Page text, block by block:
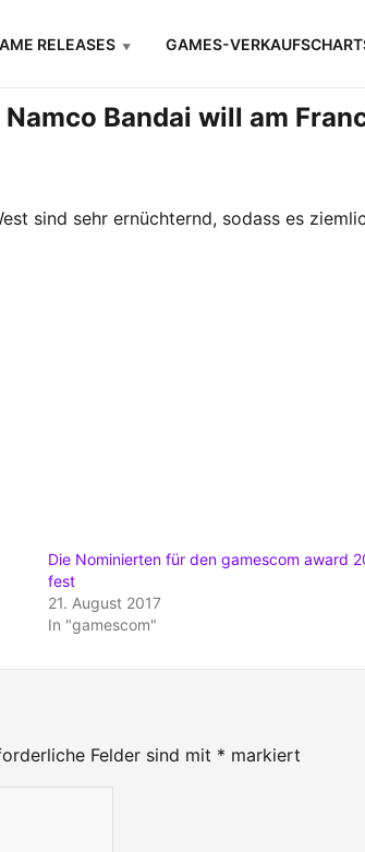
RELEASES GAMES-
Bandai will am
sind sehr ernüchternd, sodass es
Die Nominierten für den gamescom award
fest
21. August 2017
In "gamescom"
Felder sind mit * markiert